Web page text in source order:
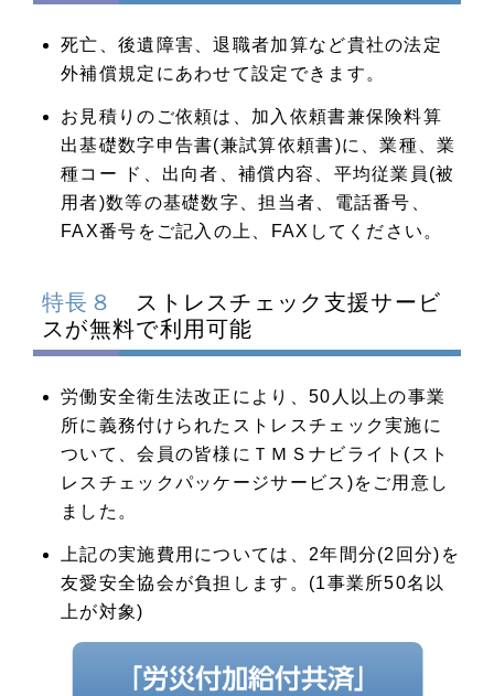
死亡、後遺障害、退職者加算など貴社の法定
外補償規定にあわせて設定できます。
お見積りのご依頼は、加入依頼書兼保険料算
出基礎数字申告書(兼試算依頼書)に、業種、業
種コー ド、出向者、補償内容、平均従業員(被
用者)数等の基礎数字、担当者、電話番号、
FAX番号をご記入の上、FAXしてください。
特長８
ストレスチェック支援サービ
スが無料で利用可能
労働安全衛生法改正により、50人以上の事業
所に義務付けられたストレスチェック実施に
ついて、会員の皆様にＴＭＳナビライト(スト
レスチェックパッケージサービス)をご用意し
ました。
上記の実施費用については、2年間分(2回分)を
友愛安全協会が負担します。(1事業所50名以
上が対象)